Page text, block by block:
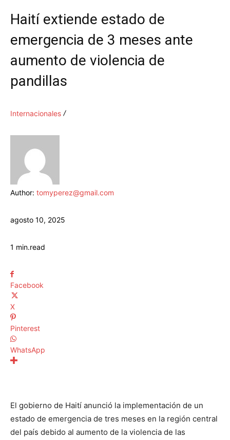
Haití extiende estado de
emergencia de 3 meses ante
aumento de violencia de
pandillas
Internacionales
Author: tomyperez@gmail.com
agosto 10, 2025
1 min.read
Facebook
X
Pinterest
WhatsApp
El gobierno de Haití anunció la implementación de un
estado de emergencia de tres meses en la región central
del país debido al aumento de la violencia de las